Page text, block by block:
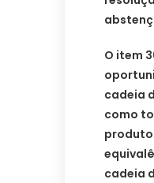
O item
cadeia
como
cadeia